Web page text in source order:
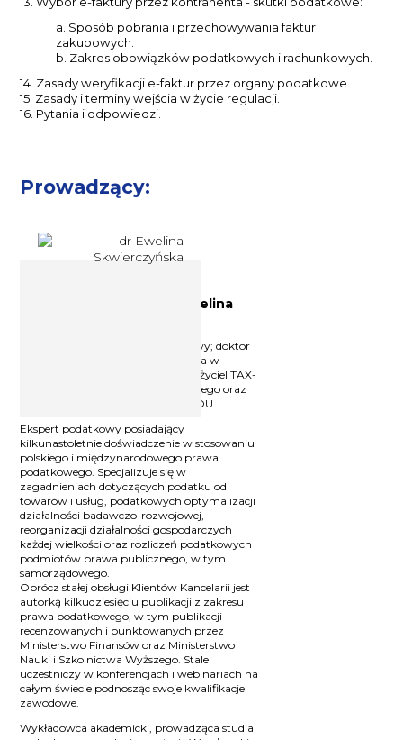
a. Sposób pobrania i przechowywania faktur
zakupowych.
b. Zakres obowiązków podatkowych i rachunkowych.
14. Zasady weryfikacji e-faktur przez organy podatkowe.
15. Zasady i terminy wejścia w życie regulacji.
16. Pytania i odpowiedzi.
Prowadzący:
Doradca podatkowy dr Ewelina
Licencjonowany doradca podatkowy; doktor
nauk prawnych w dziedzinie prawa w
specjalizacji prawo finansowe; założyciel TAX-
ES Kancelarii doradztwa podatkowego oraz
współzałożyciel i partner w LEX4YOU.
Ekspert podatkowy posiadający
kilkunastoletnie doświadczenie w stosowaniu
polskiego i międzynarodowego prawa
podatkowego. Specjalizuje się w
zagadnieniach dotyczących podatku od
towarów i usług, podatkowych optymalizacji
działalności badawczo-rozwojowej,
reorganizacji działalności gospodarczych
każdej wielkości oraz rozliczeń podatkowych
podmiotów prawa publicznego, w tym
samorządowego.
Oprócz stałej obsługi Klientów Kancelarii jest
autorką kilkudziesięciu publikacji z zakresu
prawa podatkowego, w tym publikacji
recenzowanych i punktowanych przez
Ministerstwo Finansów oraz Ministerstwo
Nauki i Szkolnictwa Wyższego. Stale
uczestniczy w konferencjach i webinariach na
całym świecie podnosząc swoje kwalifikacje
zawodowe.
Wykładowca akademicki, prowadząca studia